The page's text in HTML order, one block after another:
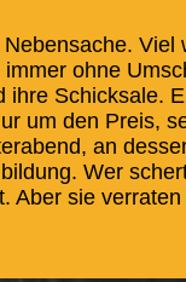
ohne
ihre Schicksale.
um den Preis,
an
Wer
Aber sie verraten